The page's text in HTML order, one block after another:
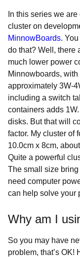
In this series we
cluster on
MinnowBoards.
do that? Well, there
much lower power
Minnowboards,
approximately 3W-
including a switch
containers adds
disks. But that will
factor. My cluster of
10.0cm x 8cm,
Quite a powerful
The small size
need computer
can help solve your
Why am I
So you may have
problem, that’s OK!